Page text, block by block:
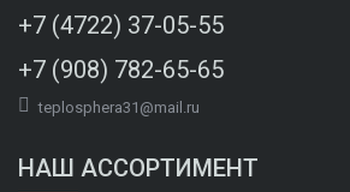
+7 (4722) 37-05-55
+7 (908) 782-65-65
teplosphera31@mail.ru
НАШ АССОРТИМЕНТ